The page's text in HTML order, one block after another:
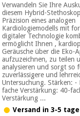
Verwandeln Sie Ihre
diesem Hybrid-
Präzision eines analogen
Kardiologiemodells mit
digitaler Technologie
ermöglicht Ihnen ,
Geräusche über die Eko-
aufzuzeichnen, zu teilen
analysieren und sorgt so
zuverlässigere und
Untersuchung. Stärken: -
fache Verstärkung: 40-
Verstärkung ...
Versand in 3-5 tage